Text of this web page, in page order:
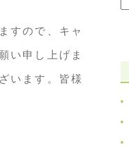
すので、キャ
い申し上げま
います。皆様